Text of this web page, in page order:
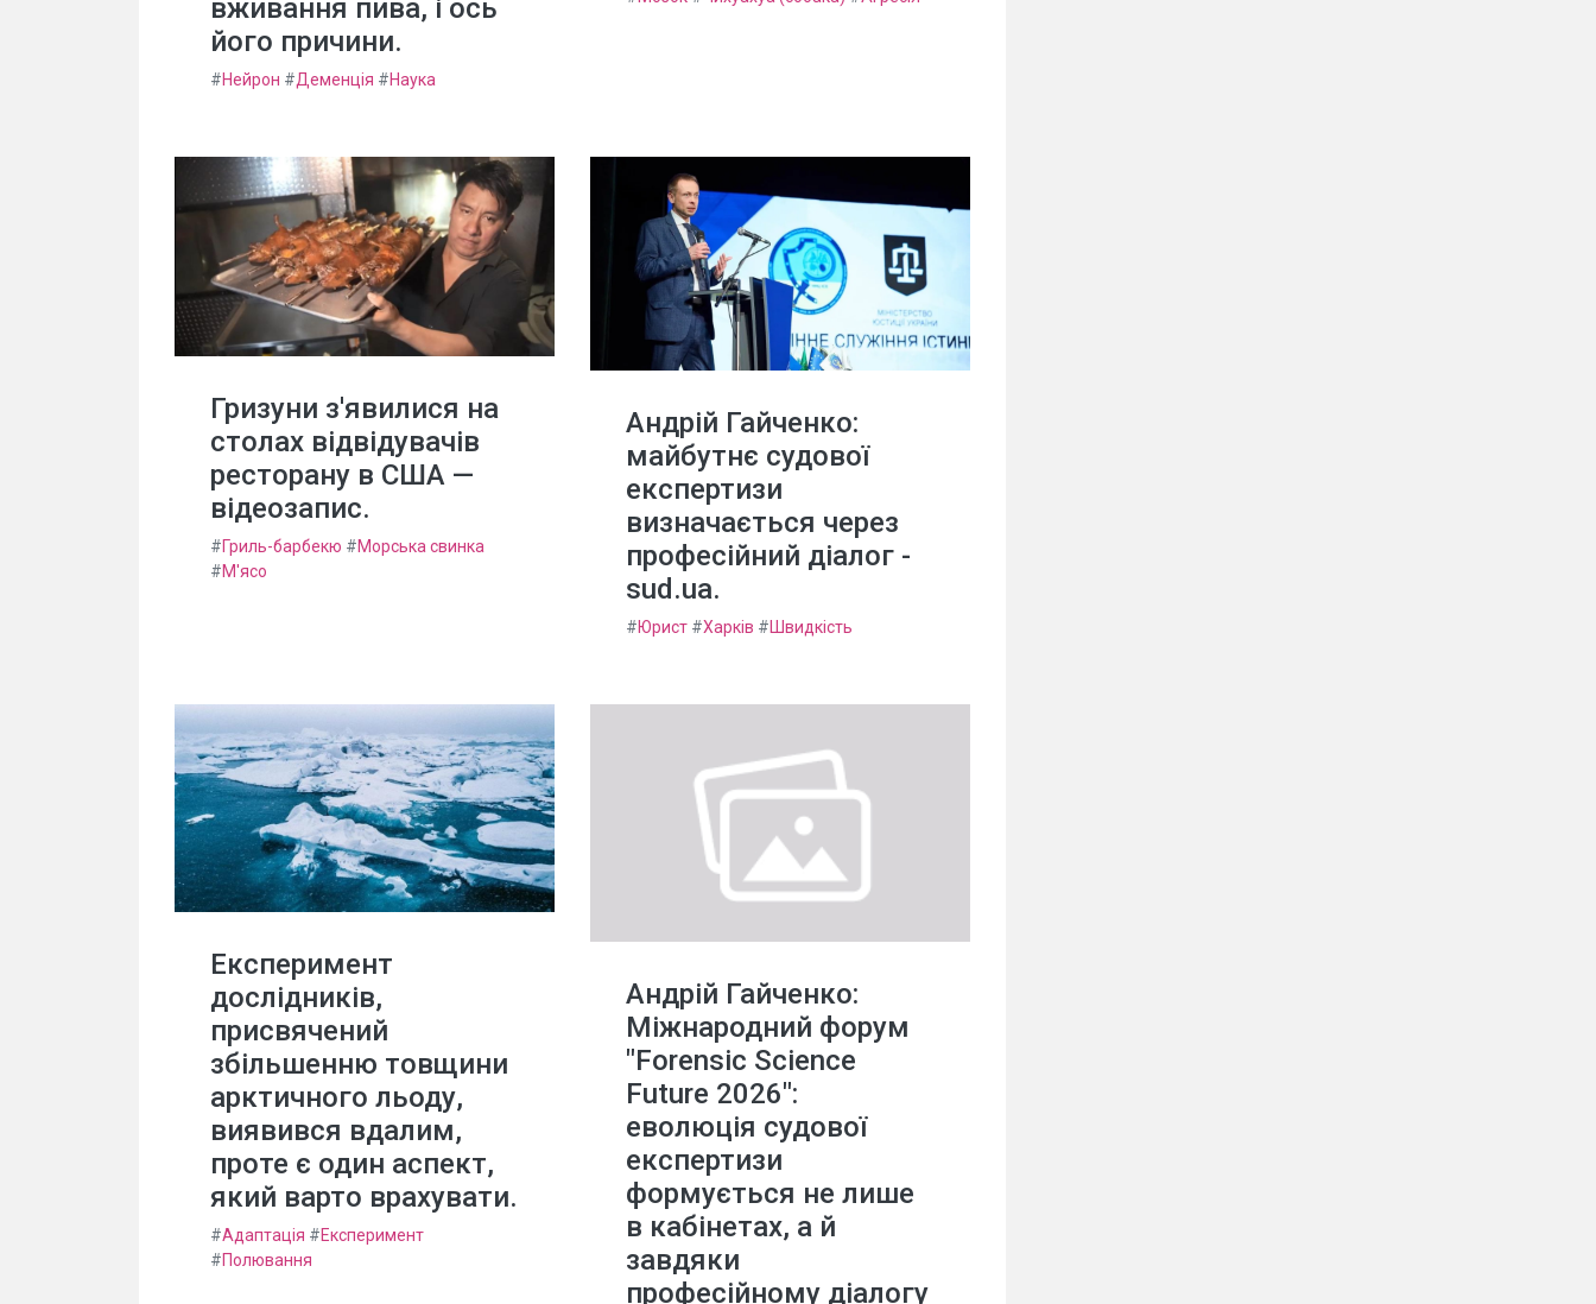
вживання пива, і ось
його причини.
#Нейрон #Деменція #Наука
Гризуни з'явилися на
столах відвідувачів
ресторану в США —
відеозапис.
#Гриль-барбекю #Морська свинка
#М'ясо
Андрій Гайченко:
майбутнє судової
експертизи
визначається через
професійний діалог -
sud.ua.
#Юрист #Харків #Швидкість
Експеримент
дослідників,
присвячений
збільшенню товщини
арктичного льоду,
виявився вдалим,
проте є один аспект,
який варто врахувати.
#Адаптація #Експеримент
#Полювання
Андрій Гайченко:
Міжнародний форум
"Forensic Science
Future 2026":
еволюція судової
експертизи
формується не лише
в кабінетах, а й
завдяки
професійному діалогу